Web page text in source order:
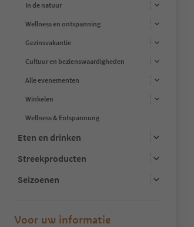
In de natuur
Wellness en ontspanning
Gezinsvakantie
Cultuur en bezienswaardigheden
Alle evenementen
Winkelen
Wellness & Entspannung
Eten en drinken
Streekproducten
Seizoenen
Voor uw informatie